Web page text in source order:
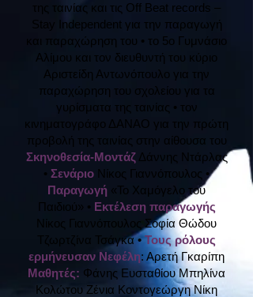
της ταινίας και τις Off Beat records –
Stay Independent για την παραγωγή
και παραχώρηση του • τo 5ο Γυμνάσιο
Αλίμου και τον διευθυντή του κύριο
Αριστείδη Αντωνόπουλο για την
παραχώρηση του σχολείου για τα
γυρίσματα της ταινίας • τον
κινηματογράφο ΔΑΝΑΟ για την πρώτη
προβολή της ταινίας στην αίθουσα του
Σκηνοθεσία-ΜοντάζΔάννης Ντάρλας
• Σενάριο Νίκος Γιαννόπουλος •
Παραγωγή «Το Χαμόγελο του
Παιδιού» • Εκτέλεση παραγωγής
Νίκος Γιαννόπουλος Σοφία Θώδου
Τζωρτζίνα Τσάγκα • Τους ρόλους
ερμήνευσαν Νεφέλη: Αρετή Γκαρίπη
Μαθητές: Φάνης Ευσταθίου Μπηλίνα
Κολώτου Ζένια Κοντογεώργη Νίκη